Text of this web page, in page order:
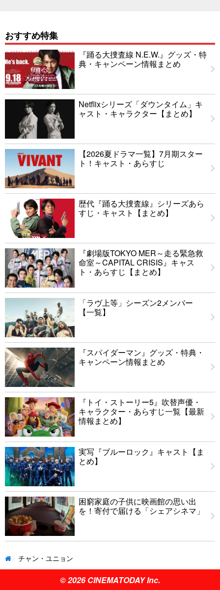
おすすめ特集
『踊る大捜査線 N.E.W.』グッズ・特
典・キャンペーン情報まとめ
Netflixシリーズ「ダウンタイム」キ
ャスト・キャラクター【まとめ】
【2026夏ドラマ一覧】7月期スター
ト！キャスト・あらすじ
歴代『踊る大捜査線』シリーズあら
すじ・キャスト【まとめ】
『劇場版TOKYO MER～走る緊急救
命室～CAPITAL CRISIS』キャス
ト・あらすじ【まとめ】
「ラヴ上等」シーズン2メンバー
【一覧】
『スパイダーマン』グッズ・特典・
キャンペーン情報まとめ
『トイ・ストーリー5』吹替声優・
キャラクター・あらすじ一覧【最新
情報まとめ】
実写『ブルーロック』キャスト【ま
とめ】
困窮家庭の子供に映画館の思い出
を！寄付で届ける「シェアシネマ」
チャン・ユニョン
© 2026 CINEMATODAY Inc.